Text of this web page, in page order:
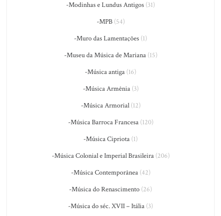
-Modinhas e Lundus Antigos (31)
-MPB(54)
-Muro das Lamentações (1)
-Museu da Música de Mariana(15)
-Música antiga (16)
-Música Armênia(3)
-Música Armorial(12)
-Música Barroca Francesa(120)
-Música Cipriota (1)
-Música Colonial e Imperial Brasileira(206)
-Música Contemporânea(42)
-Música do Renascimento (26)
-Música do séc. XVII – Itália (3)